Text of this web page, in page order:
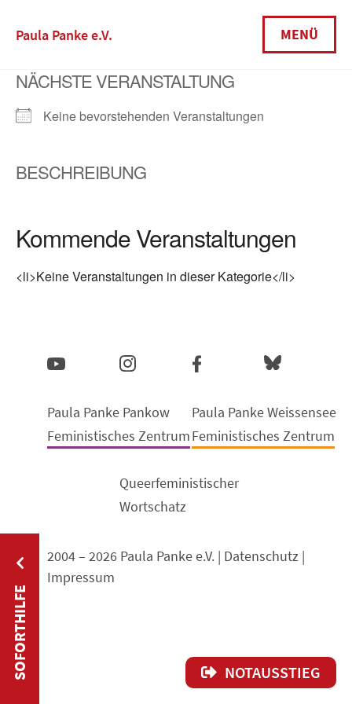
NOTAUSSTIEG
Paula Panke e.V. MENÜ
NÄCHSTE VERANSTALTUNG
Keine bevorstehenden Veranstaltungen
BESCHREIBUNG
Kommende Veranstaltungen
<li>Keine Veranstaltungen in dieser Kategorie</li>
2004 – 2026 Paula Panke e.V. | Datenschutz |
Impressum
Paula Panke Pankow
Feministisches Zentrum
Paula Panke Weissensee
Feministisches Zentrum
Queerfeministischer
Wortschatz
SOFORTHILFE